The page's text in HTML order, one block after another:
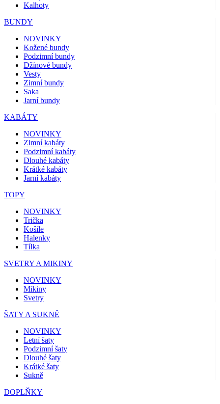
Kalhoty
BUNDY
NOVINKY
Kožené bundy
Podzimní bundy
Džínové bundy
Vesty
Zimní bundy
Saka
Jarní bundy
KABÁTY
NOVINKY
Zimní kabáty
Podzimní kabáty
Dlouhé kabáty
Krátké kabáty
Jarní kabáty
TOPY
NOVINKY
Trička
Košile
Halenky
Tílka
SVETRY A MIKINY
NOVINKY
Mikiny
Svetry
ŠATY A SUKNĚ
NOVINKY
Letní šaty
Podzimní šaty
Dlouhé šaty
Krátké šaty
Sukně
DOPLŇKY